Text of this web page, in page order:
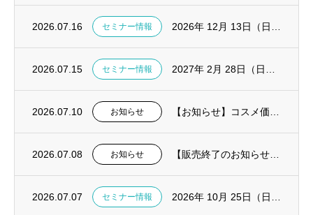
2026.07.16 セミナー情報 2026年 12月 13日（日）CGF・AFG ハンズオンセミナー in大阪開催決定
2026.07.15 セミナー情報 2027年 2月 28日（日）CGF・AFG ハンズオンセミナー in東京開催決定
2026.07.10 お知らせ 【お知らせ】コスメ価格改定および一部製品販売終了
2026.07.08 お知らせ 【販売終了のお知らせ】ピエゾ骨切削機 Surgybone（サージボーン）
2026.07.07 セミナー情報 2026年 10月 25日（日）失敗しないデジタル総義歯導入の実践解説セミナー in東...